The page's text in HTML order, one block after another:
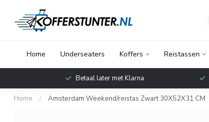
Home Underseaters Koffers Reistassen
Betaal later met Klarna
Home / Amsterdam Weekend/reistas Zwart 30X52X31 CM